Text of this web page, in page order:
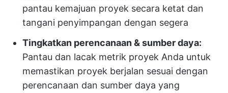
pantau kemajuan proyek secara ketat dan
tangani penyimpangan dengan segera
Tingkatkan perencanaan & sumber daya:
Pantau dan lacak metrik proyek Anda untuk
memastikan proyek berjalan sesuai dengan
perencanaan dan sumber daya yang